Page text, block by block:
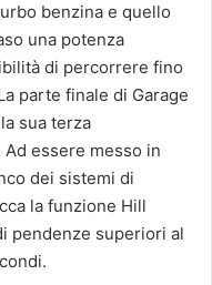
benzina e quello
una potenza
di percorrere fino
parte finale di Garage
sua terza
essere messo in
dei sistemi di
la funzione Hill
pendenze superiori al